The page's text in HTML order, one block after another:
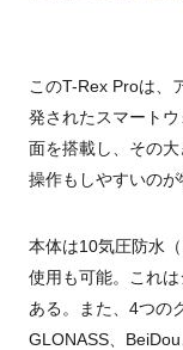
このT-Rex Proは、
発されたスマートウ
面を搭載し、その
操作もしやすいのが
本体は10気圧防水
使用も可能。これ
ある。また、 4つの
GLONASS
BeiDou